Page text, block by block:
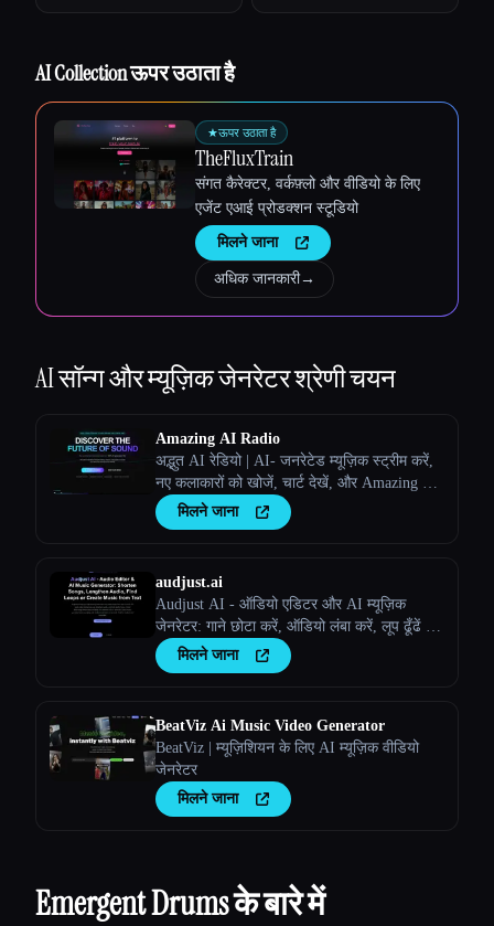
AI Collection ऊपर उठाता है
★ऊपर उठाता है
TheFluxTrain
संगत कैरेक्टर, वर्कफ़्लो और वीडियो के लिए
एजेंट एआई प्रोडक्शन स्टूडियो
मिलने जाना
अधिक जानकारी→
AI सॉन्ग और म्यूज़िक जेनरेटरश्रेणी चयन
Amazing AI Radio
अद्भुत AI रेडियो | AI- जनरेटेड म्यूज़िक स्ट्रीम करें,
नए कलाकारों को खोजें, चार्ट देखें, और Amazing AI
रेडियो पर अपने खुद के ट्रैक अपलोड करें।
मिलने जाना
audjust.ai
Audjust AI - ऑडियो एडिटर और AI म्यूज़िक
जेनरेटर: गाने छोटा करें, ऑडियो लंबा करें, लूप ढूँढें या
टेक्स्ट से म्यूज़िक बनाएँ
मिलने जाना
BeatViz Ai Music Video Generator
BeatViz | म्यूज़िशियन के लिए AI म्यूज़िक वीडियो
जेनरेटर
मिलने जाना
Emergent Drums के बारे में